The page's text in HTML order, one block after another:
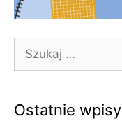
Szukaj:
Ostatnie wpisy